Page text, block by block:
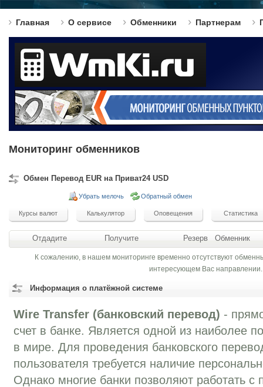
Главная О сервисе Обменники Партнерам
Мониторинг обменников
Обмен Перевод EUR на Приват24 USD
Убрать мелочь Обратный обмен
Отдадите Получите Резерв Обменник
К сожалению, в нашем мониторинге временно отсутствуют
интересующем Вас направлении.
Информация о платёжной системе
Wire Transfer (банковский перевод) -
счет в банке. Является одной из наиболее
в мире. Для проведения банковского
пользователя требуется наличие
Однако многие банки позволяют работать с